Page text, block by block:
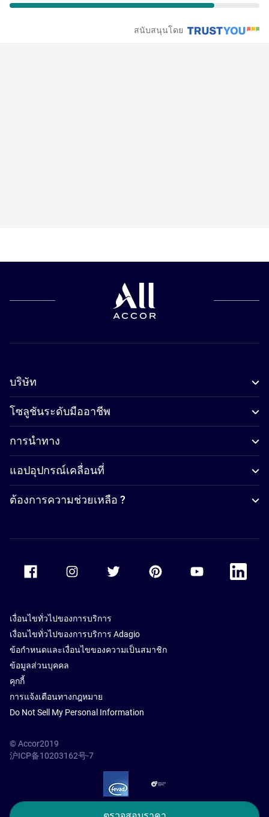
สนับสนุนโดย
บริษัท
โซลูชันระดับมืออาชีพ
การนำทาง
แอปอุปกรณ์เคลื่อนที่
ต้องการความช่วยเหลือ ?
Accor Facebook Accor TwitterAccor PinterestAccor Youtube
Accor
เงื่อนไขทั่วไปของการบริการ
เงื่อนไขทั่วไปของการบริการ Adagio
ข้อกำหนดและเงื่อนไขของความเป็นสมาชิก
ข้อมูลส่วนบุคคล
คุกกี้
การแจ้งเตือนทางกฎหมาย
Do Not Sell My Personal Information
© Accor2019
沪ICP备10203162号-7